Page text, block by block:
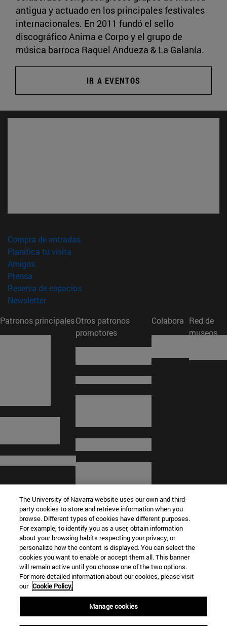
antigua y actuado en los principales festivales
internacionales. En 2011 fundó el sello
discográfico Anima e Corpo y el grupo de
música barroca Raquel Andueza & La Galanía.
IR A EVENTOS
Compra de entradas(abre en nueva ventana)
Planifica tu visita
Amigos(abre en nueva ventana)
Prensa
Reserva de espacios(abre en nueva ventana)
Newsletter(abre en nueva ventana)
Patronos principalesOtros patronos
promotores
Colabora Red de
museos
© Universidad de Navarra
Información legal
Términos y condiciones
Accesibilidad
Configuración de cookies
Localizador de campus
The University of Navarra website uses our own and third-
party cookies to store and retrieve information when you
browse. Different types of cookies have different purposes.
For example, to identify you as a user, obtain information
about your browsing habits respecting your privacy, or
personalize how the content is displayed. You can select the
cookies you want to enable or accept them all. This banner
will remain active until you choose one of the two options.
For more detailed information about our cookies, please visit
our Cookie Policy.
Manage cookies